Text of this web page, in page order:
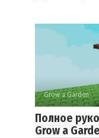
Grow a Garden
Полное
Grow a